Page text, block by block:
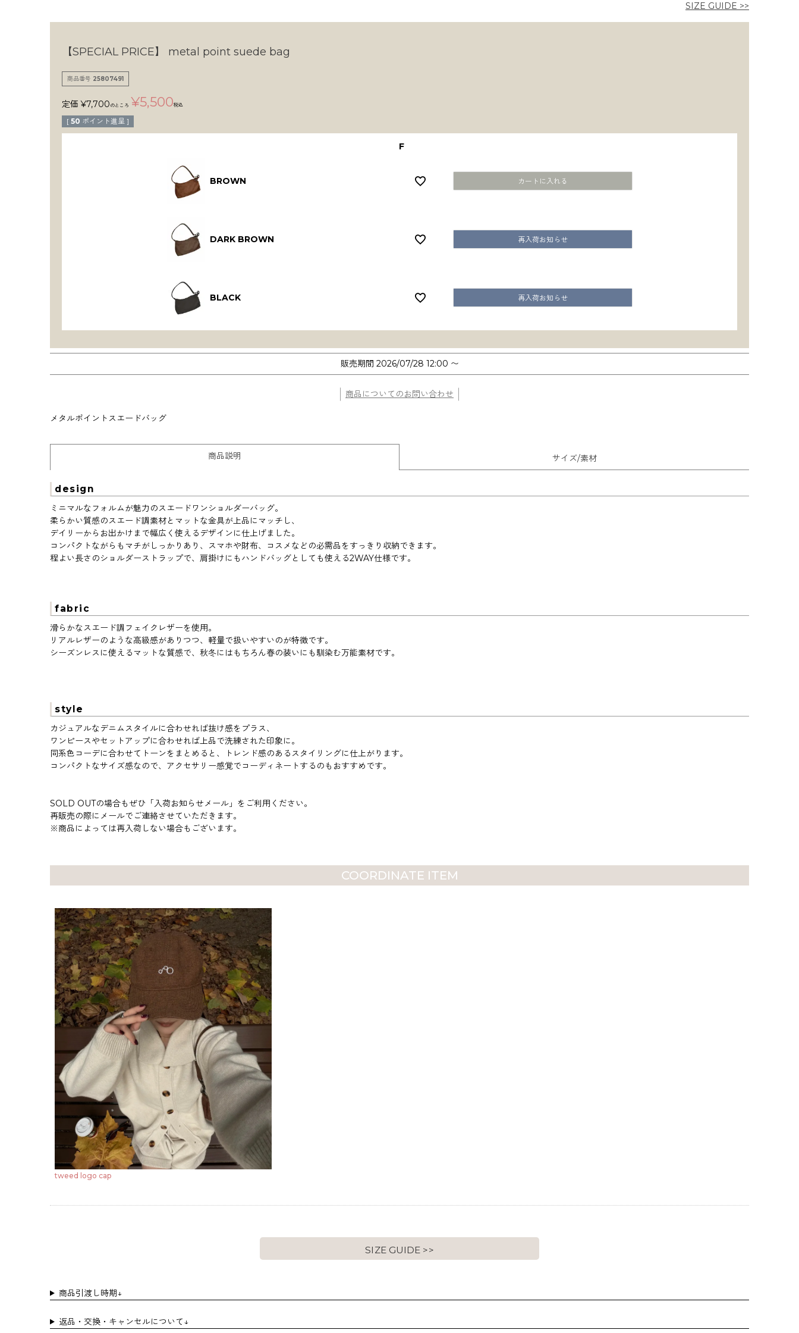
SIZE GUIDE >>
【SPECIAL PRICE】 metal point suede bag
商品番号 25807491
定価 ¥7,700 のところ ¥5,500税込
[ 50 ポイント進呈 ]
F
BROWN カートに入れる
DARK BROWN 再入荷お知らせ
BLACK 再入荷お知らせ
販売期間 2026/07/28 12:00 〜
商品についてのお問い合わせ
メタルポイントスエードバッグ
商品説明 サイズ/素材
design
ミニマルなフォルムが魅力のスエードワンショルダーバッグ。
柔らかい質感のスエード調素材とマットな金具が上品にマッチし、
デイリーからお出かけまで幅広く使えるデザインに仕上げました。
コンパクトながらもマチがしっかりあり、スマホや財布、コスメなどの必需品をすっきり収納できます。
程よい長さのショルダーストラップで、肩掛けにもハンドバッグとしても使える2WAY仕様です。
fabric
滑らかなスエード調フェイクレザーを使用。
リアルレザーのような高級感がありつつ、軽量で扱いやすいのが特徴です。
シーズンレスに使えるマットな質感で、秋冬にはもちろん春の装いにも馴染む万能素材です。
style
カジュアルなデニムスタイルに合わせれば抜け感をプラス、
ワンピースやセットアップに合わせれば上品で洗練された印象に。
同系色コーデに合わせてトーンをまとめると、トレンド感のあるスタイリングに仕上がります。
コンパクトなサイズ感なので、アクセサリー感覚でコーディネートするのもおすすめです。
SOLD OUTの場合もぜひ「入荷お知らせメール」をご利用ください。
再販売の際にメールでご連絡させていただきます。
※商品によっては再入荷しない場合もございます。
COORDINATE ITEM
tweed logo cap
SIZE GUIDE >>
商品引渡し時期↓
返品・交換・キャンセルについて↓